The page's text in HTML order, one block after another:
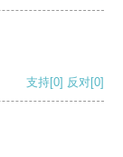
支持[0] 反对[0]